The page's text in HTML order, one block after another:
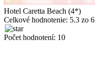
Hotel Caretta Beach (4*)
Celkové hodnotenie: 5.3 zo 6
Počet hodnotení: 10